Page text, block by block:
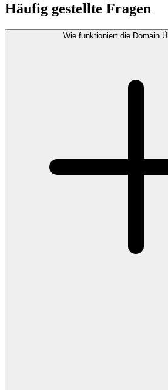
Häufig gestellte Fragen
Wie funktioniert die Domain